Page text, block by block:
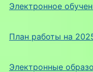
Электронное
План работы на
Электронные